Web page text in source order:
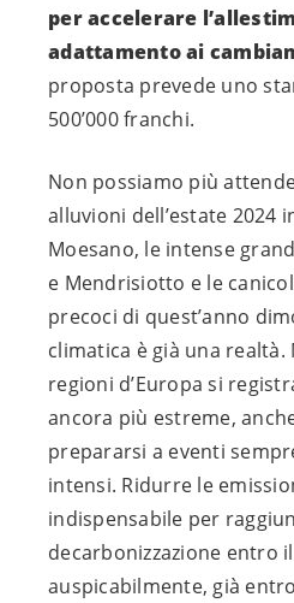
per accelerare
adattamento ai
proposta prevede uno
500’000 franchi.
Non possiamo più
alluvioni dell’estate 2024
Moesano, le intense
e Mendrisiotto e le
precoci di quest’anno
climatica è già una
regioni d’Europa si
ancora più estreme,
prepararsi a eventi
intensi. Ridurre le
indispensabile per
decarbonizzazione entro
auspicabilmente, già